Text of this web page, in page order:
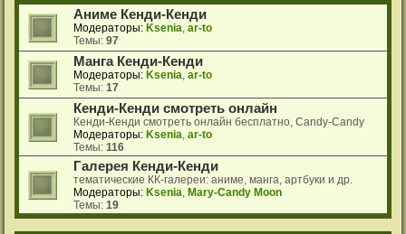
Аниме Кенди-Кенди
Модераторы: Ksenia, ar-to
Темы: 97
Манга Кенди-Кенди
Модераторы: Ksenia, ar-to
Темы: 17
Кенди-Кенди смотреть онлайн
Кенди-Кенди смотреть онлайн бесплатно, Candy-Candy
Модераторы: Ksenia, ar-to
Темы: 116
Галерея Кенди-Кенди
тематические КК-галереи: аниме, манга, артбуки и др.
Модераторы: Ksenia, Mary-Candy Moon
Темы: 19